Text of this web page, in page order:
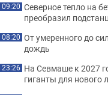
09:20 Северное тепло на
преобразил
08:20 От умеренного до
дождь
23:26 На Севмаше к 2027
гиганты для нового